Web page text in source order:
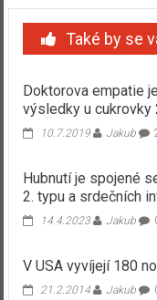
Také by se
Doktorova empatie
výsledky u cukrovky
10.7.2019 Jakub
Hubnutí je spojené
2. typu a srdečních
14.4.2023 Jakub
V USA vyvíjejí 180
21.2.2014 Jakub